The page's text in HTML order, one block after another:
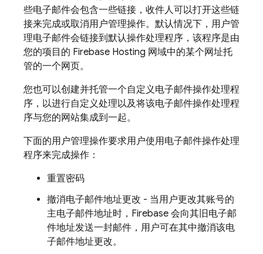
些电子邮件会包含一些链接，收件人可以打开这些链
接来完成或取消用户管理操作。默认情况下，用户管
理电子邮件会链接到默认操作处理程序，该程序是由
您的项目的 Firebase Hosting 网域中的某个网址托
管的一个网页。
您也可以创建并托管一个自定义电子邮件操作处理程
序，以进行自定义处理以及将该电子邮件操作处理程
序与您的网站集成到一起。
下面的用户管理操作要求用户使用电子邮件操作处理
程序来完成操作：
重置密码
撤消电子邮件地址更改 - 当用户更改其账号的
主电子邮件地址时，Firebase 会向其旧电子邮
件地址发送一封邮件，用户可在其中撤消该电
子邮件地址更改。